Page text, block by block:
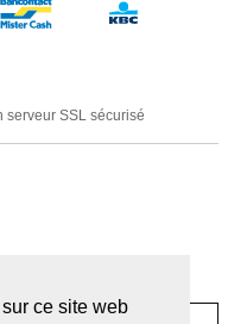
ce site web
serveur SSL sécurisé